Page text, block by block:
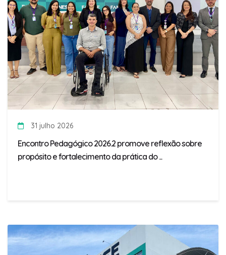
31 julho 2026
Encontro Pedagógico 2026.2 promove reflexão sobre
propósito e fortalecimento da prática do ...